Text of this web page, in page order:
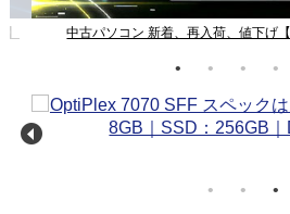
中古パソコン 新着、再入荷、値下げ